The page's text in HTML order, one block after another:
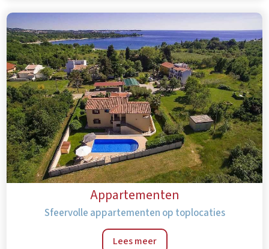
Appartementen
Sfeervolle appartementen op toplocaties
Lees meer